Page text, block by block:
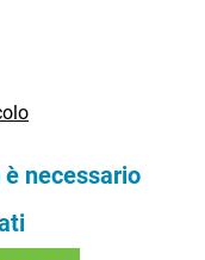
necessario